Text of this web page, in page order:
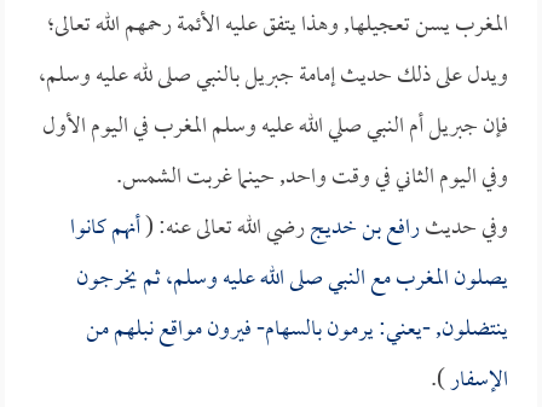
المغرب يسن تعجيلها, وهذا يتفق عليه الأئمة رحمهم الله تعالى؛
ويدل على ذلك حديث إمامة جبريل بالنبي صلى لله عليه وسلم،
فإن جبريل أم النبي صلي الله عليه وسلم المغرب في اليوم الأول
وفي اليوم الثاني في وقت واحد, حينما غربت الشمس.
وفي حديثرافع بن خديجرضي الله تعالى عنه: (أنهم كانوا
يصلون المغرب مع النبي صلى الله عليه وسلم، ثم يخرجون
ينتضلون, -يعني: يرمون بالسهام- فيرون مواقع نبلهم من
الإسفار).